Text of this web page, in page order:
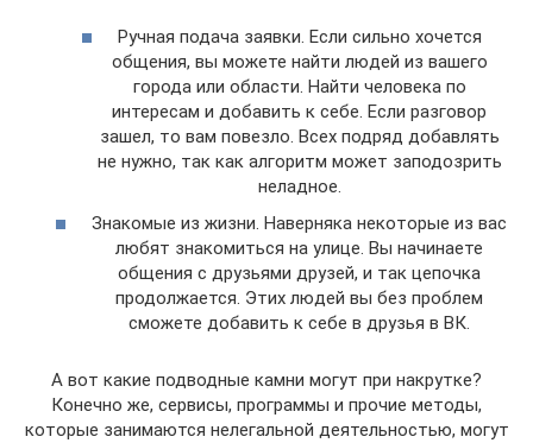
Ручная подача заявки. Если сильно хочется
общения, вы можете найти людей из вашего
города или области. Найти человека по
интересам и добавить к себе. Если разговор
зашел, то вам повезло. Всех подряд добавлять
не нужно, так как алгоритм может заподозрить
неладное.
Знакомые из жизни. Наверняка некоторые из вас
любят знакомиться на улице. Вы начинаете
общения с друзьями друзей, и так цепочка
продолжается. Этих людей вы без проблем
сможете добавить к себе в друзья в ВК.
А вот какие подводные камни могут при накрутке?
Конечно же, сервисы, программы и прочие методы,
которые занимаются нелегальной деятельностью, могут